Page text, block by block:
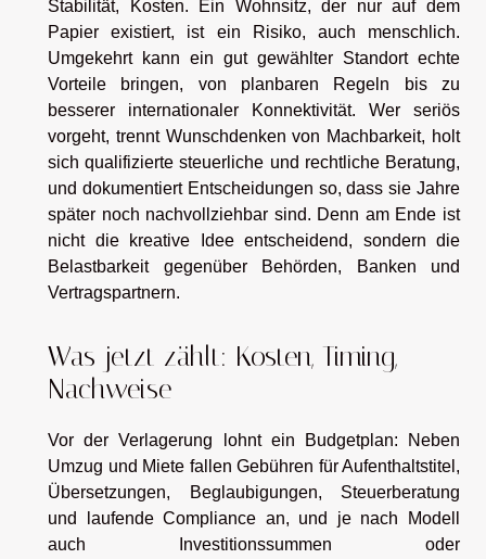
Stabilität, Kosten. Ein Wohnsitz, der nur auf dem
Papier existiert, ist ein Risiko, auch menschlich.
Umgekehrt kann ein gut gewählter Standort echte
Vorteile bringen, von planbaren Regeln bis zu
besserer internationaler Konnektivität. Wer seriös
vorgeht, trennt Wunschdenken von Machbarkeit, holt
sich qualifizierte steuerliche und rechtliche Beratung,
und dokumentiert Entscheidungen so, dass sie Jahre
später noch nachvollziehbar sind. Denn am Ende ist
nicht die kreative Idee entscheidend, sondern die
Belastbarkeit gegenüber Behörden, Banken und
Vertragspartnern.
Was jetzt zählt: Kosten, Timing,
Nachweise
Vor der Verlagerung lohnt ein Budgetplan: Neben
Umzug und Miete fallen Gebühren für Aufenthaltstitel,
Übersetzungen, Beglaubigungen, Steuerberatung
und laufende Compliance an, und je nach Modell
auch Investitionssummen oder